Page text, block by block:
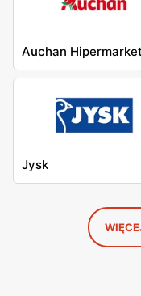
Auchan Hipermarket
Jysk